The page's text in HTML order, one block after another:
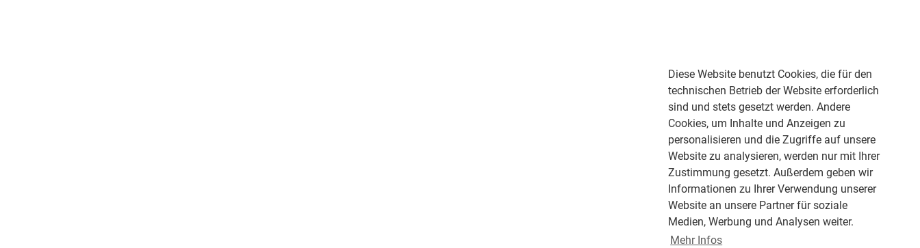
Diese Website benutzt Cookies, die für den
technischen Betrieb der Website erforderlich
sind und stets gesetzt werden. Andere
Cookies, um Inhalte und Anzeigen zu
personalisieren und die Zugriffe auf unsere
Website zu analysieren, werden nur mit Ihrer
Zustimmung gesetzt. Außerdem geben wir
Informationen zu Ihrer Verwendung unserer
Website an unsere Partner für soziale
Medien, Werbung und Analysen weiter.
Mehr Infos